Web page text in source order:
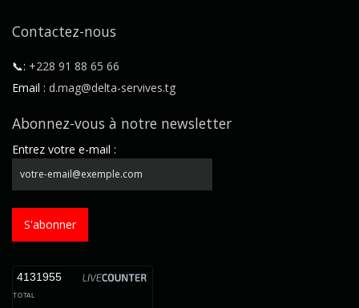
Contactez-nous
📞: +228 91 88 65 66
Email : d.mag@delta-servives.tg
Abonnez-vous à notre newsletter
Entrez votre e-mail :
S'abonner
4131955
TOTAL